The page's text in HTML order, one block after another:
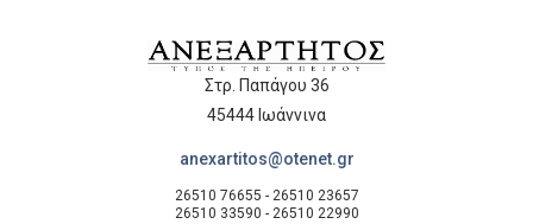
Στρ. Παπάγου 36
45444 Ιωάννινα
anexartitos@otenet.gr
26510 76655 - 26510 23657
26510 33590 - 26510 22990